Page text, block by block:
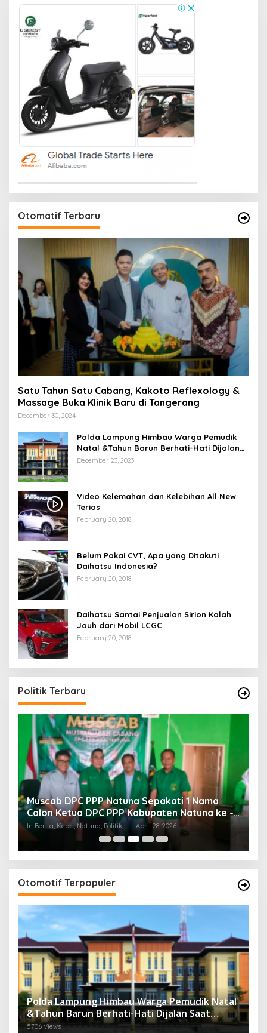
Otomatif Terbaru
Satu Tahun Satu Cabang, Kakoto Reflexology &
Massage Buka Klinik Baru di Tangerang
December 30, 2024
Polda Lampung Himbau Warga Pemudik
Natal &Tahun Barun Berhati-Hati Dijalan
Saat Melintas di -Titik Rawan Kecelakaan
December 23, 2023
Video Kelemahan dan Kelebihan All New
Terios
February 20, 2018
Belum Pakai CVT, Apa yang Ditakuti
Daihatsu Indonesia?
February 20, 2018
Daihatsu Santai Penjualan Sirion Kalah
Jauh dari Mobil LCGC
February 20, 2018
Politik Terbaru
Muscab DPC PPP Natuna Sepakati 1 Nama
Calon Ketua DPC PPP Kabupaten Natuna ke -
DPP PPP
In Berita, Kepri, Natuna, Politik April 28, 2026
Otomotif Terpopuler
Polda Lampung Himbau Warga Pemudik Natal
&Tahun Barun Berhati-Hati Dijalan Saat
Melintas di -Titik Rawan Kecelakaan
5706 Views